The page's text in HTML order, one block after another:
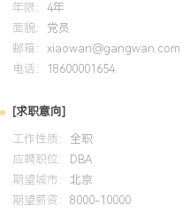
年限： 4年
面貌： 党员
邮箱： xiaowan@gangwan.com
电话：
18600001654
[求职意向]
工作性质： 全职
应聘职位：
DBA
期望城市： 北京
期望薪资： 8000-10000